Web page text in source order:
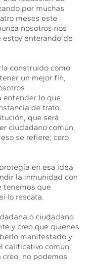
por muchas
meses este
nosotros nos
estoy enterando de
construido como
un mejor fin,
entender lo que
de trato
que será
ciudadano común,
se refiere; cero
en esa idea
la inmunidad con
tenemos que
lo rescata.
o ciudadano
y creo que quienes
manifestado y
calificativo común
no podemos